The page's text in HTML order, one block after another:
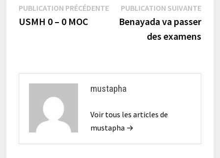
Navigation
de
PUBLICATION PRÉCÉDENTEPublication
précédente :
USMH 0 – 0 MOC
PUBLICATION SUIVANTE
Benayada va passer
des examens
mustapha
Voir tous les articles de
mustapha →